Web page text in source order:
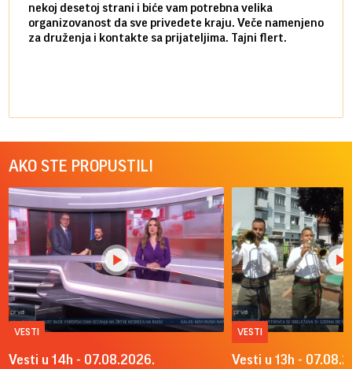
nekoj desetoj strani i biće vam potrebna velika
organizovanost da sve privedete kraju. Veče namenjeno
za druženja i kontakte sa prijateljima. Tajni flert.
AKO STE PROPUSTILI
VESTI
Vesti u 14h - 07.08.2026.
VESTI
Vesti u 13h -